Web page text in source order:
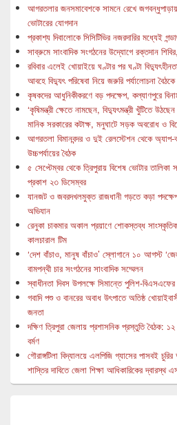
আগরতলার জনসমাবেশকে সামনে রেখে
ভোটারের যোগদান
প্রকাশ্য দিবালোকে সিসিটিভির নজরদারির মধ্যেই
সাব্রুমে সাংবাদিক সংগঠনের উদ্যোগে রক্তদান শিবির,
রবিবার এলেই খোয়াইয়ে ঘণ্টার পর ঘণ্টা
আবহে বিদ্যুৎ পরিষেবা নিয়ে জরুরি পর্যালোচনা বৈঠকে
কৃষকদের আধুনিকীকরণে বড় পদক্ষেপ, কল্যাণপুরে
‘কৃষিমন্ত্রী ক্ষেতে নামছেন, বিদ্যুৎমন্ত্রী খুঁটিতে
মানিক সরকারের কটাক্ষ, মনুঘাটে সড়ক অবরোধ ও
আগরতলা বিমানবন্দর ও দুই রেলস্টেশন থেকে অ্যাপ-
উচ্চপর্যায়ের বৈঠক
৫ সেপ্টেম্বর থেকে ত্রিপুরায় বিশেষ ভোটার
প্রকাশ ২৩ ডিসেম্বর
যানজট ও জবরদখলমুক্ত রাজধানী গড়তে কড়া
অভিযান
রেনুকা চাকমার অকাল প্রয়াণে শোকস্তব্ধ
কালচারাল টিম
‘দেশ বাঁচাও, মানুষ বাঁচাও’ স্লোগানে ১০ আগস্ট
বামপন্থী চার সংগঠনের সাংবাদিক সম্মেলন
স্বাধীনতা দিবস উপলক্ষে সিমান্তে পুলিশ-
গবাদি পশু ও বানরের অবাধ উৎপাতে অতিষ্ঠ
জনতা
দক্ষিণ ত্রিপুরা জেলায় প্রশাসনিক প্রস্তুতি বৈঠক:
বর্মণ
গৌরাঙ্গটিলা বিদ্যালয়ে এলপিজি গ্যাসের পাসবই
শাস্তির দাবিতে জেলা শিক্ষা আধিকারিকের